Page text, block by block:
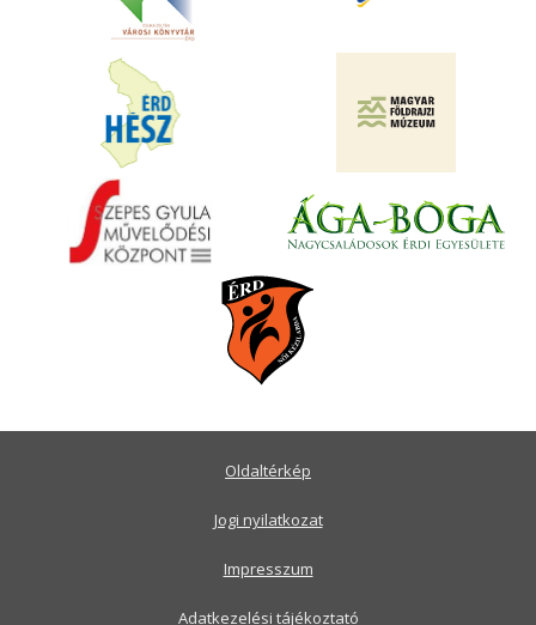
Oldaltérkép
Jogi nyilatkozat
Impresszum
Adatkezelési tájékoztató